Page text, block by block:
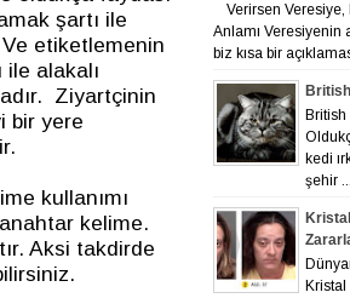
şartı ile
etiketlemenin
alakalı
Ziyartçinin
bir yere
kullanımı
kelime.
Aksi takdirde
Verirsen Veresiye,
Anlamı Veresiyenin
biz kısa bir
kedi
şehir ...